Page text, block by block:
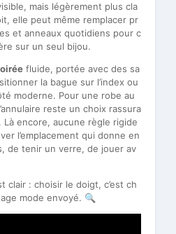
mais légèrement plus cla
elle peut même remplacer pr
et anneaux quotidiens pour c
sur un seul bijou.
fluide, portée avec des sa
la bague sur l’index ou
moderne. Pour une robe au
reste un choix rassura
encore, aucune règle rigide
l’emplacement qui donne en
de tenir un verre, de jouer av
clair : choisir le doigt, c’est ch
mode envoyé. 🔍